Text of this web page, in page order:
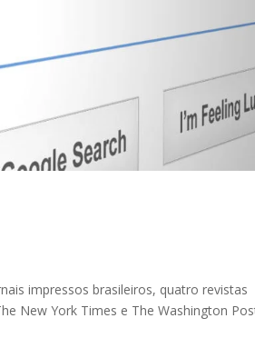
impressos brasileiros, quatro revistas
New York Times e The Washington